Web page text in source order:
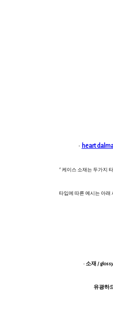
· heart
* 케이스 소재는 두가지
타입에 따른 예시는 아래
· 소재 /
유광하